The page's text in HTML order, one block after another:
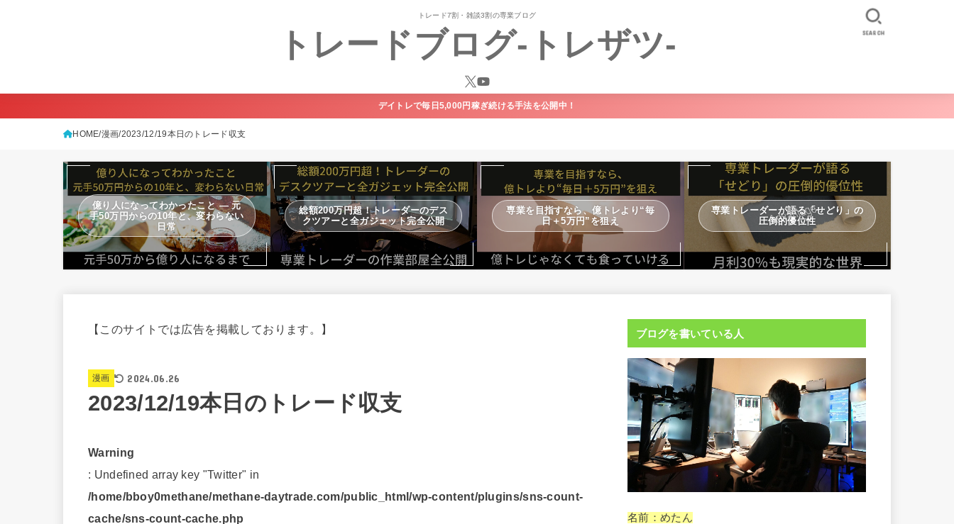
トレード7割・雑談3割の専業ブログ
トレードブログ-トレザツ- SEARCH
デイトレで毎日5,000円稼ぎ続ける手法を公開中！
HOME 漫画 2023/12/19本日のトレード収支
億り人になってわかったこと — 元
手50万円からの10年と、変わらない
日常
総額200万円超！トレーダーのデス
クツアーと全ガジェット完全公開
専業を目指すなら、億トレより“毎
日＋5万円”を狙え
専業トレーダーが語る「せどり」の
圧倒的優位性
【このサイトでは広告を掲載しております。】
漫画 2024.06.26
2023/12/19本日のトレード収支
Warning
: Undefined array key "Twitter" in
/home/bboy0methane/methane-daytrade.com/public_html/wp-content/plugins/sns-count-
cache/sns-count-cache.php
ブログを書いている人
名前：めたん